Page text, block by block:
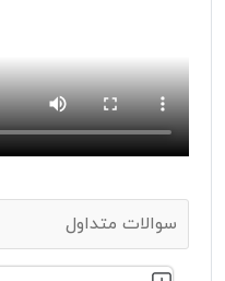
سوالات متداول